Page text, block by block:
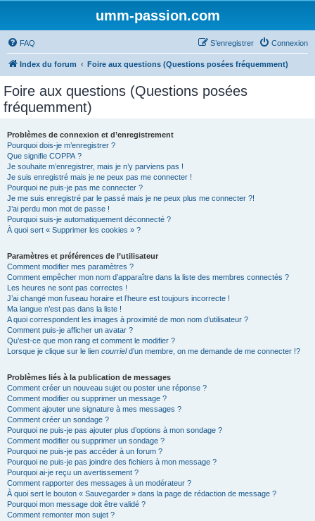
umm-passion.com
FAQ Connexion
S’enregistrer
Index du forum Foire aux questions (Questions posées fréquemment)
Foire aux questions (Questions posées
fréquemment)
Problèmes de connexion et d’enregistrement
Pourquoi dois-je m’enregistrer ?
Que signifie COPPA ?
Je souhaite m’enregistrer, mais je n’y parviens pas !
Je suis enregistré mais je ne peux pas me connecter !
Pourquoi ne puis-je pas me connecter ?
Je me suis enregistré par le passé mais je ne peux plus me connecter ?!
J’ai perdu mon mot de passe !
Pourquoi suis-je automatiquement déconnecté ?
À quoi sert « Supprimer les cookies » ?
Paramètres et préférences de l’utilisateur
Comment modifier mes paramètres ?
Comment empêcher mon nom d’apparaître dans la liste des membres connectés ?
Les heures ne sont pas correctes !
J’ai changé mon fuseau horaire et l’heure est toujours incorrecte !
Ma langue n’est pas dans la liste !
A quoi correspondent les images à proximité de mon nom d’utilisateur ?
Comment puis-je afficher un avatar ?
Qu’est-ce que mon rang et comment le modifier ?
Lorsque je clique sur le lien courrield’un membre, on me demande de me connecter !?
Problèmes liés à la publication de messages
Comment créer un nouveau sujet ou poster une réponse ?
Comment modifier ou supprimer un message ?
Comment ajouter une signature à mes messages ?
Comment créer un sondage ?
Pourquoi ne puis-je pas ajouter plus d’options à mon sondage ?
Comment modifier ou supprimer un sondage ?
Pourquoi ne puis-je pas accéder à un forum ?
Pourquoi ne puis-je pas joindre des fichiers à mon message ?
Pourquoi ai-je reçu un avertissement ?
Comment rapporter des messages à un modérateur ?
À quoi sert le bouton « Sauvegarder » dans la page de rédaction de message ?
Pourquoi mon message doit être validé ?
Comment remonter mon sujet ?